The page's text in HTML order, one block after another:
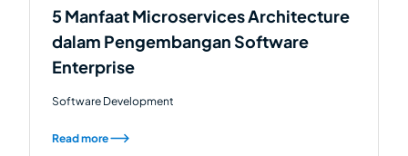
5 Manfaat Microservices Architecture
dalam Pengembangan Software
Enterprise
Software Development
Read more